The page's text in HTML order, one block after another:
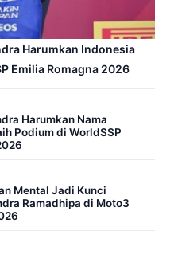
Harumkan Indonesia
Emilia Romagna 2026
Harumkan Nama
Podium di WorldSSP
Mental Jadi Kunci
Ramadhipa di Moto3